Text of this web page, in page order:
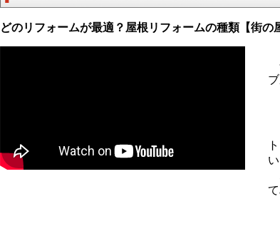
どのリフォームが最適？屋根リフォームの種類【街の